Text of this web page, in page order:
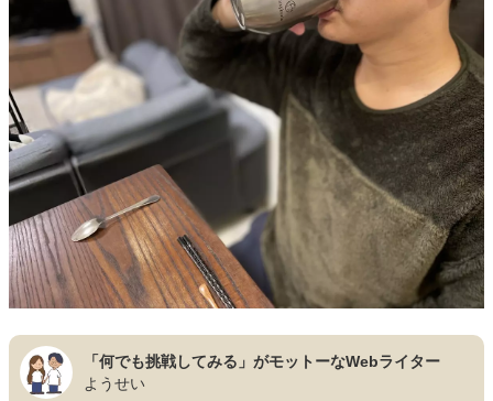
「何でも挑戦してみる」がモットーなWebライター
ようせい